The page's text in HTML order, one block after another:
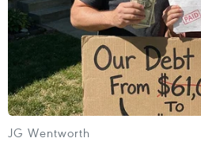
#Nắng nóng
#Biến đổi Khí hậu
#Tử vong do nắng nóng
Ấn Độ
JG Wentworth